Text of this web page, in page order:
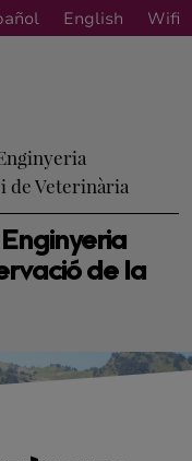
English Wifi
de la
de Veterinària